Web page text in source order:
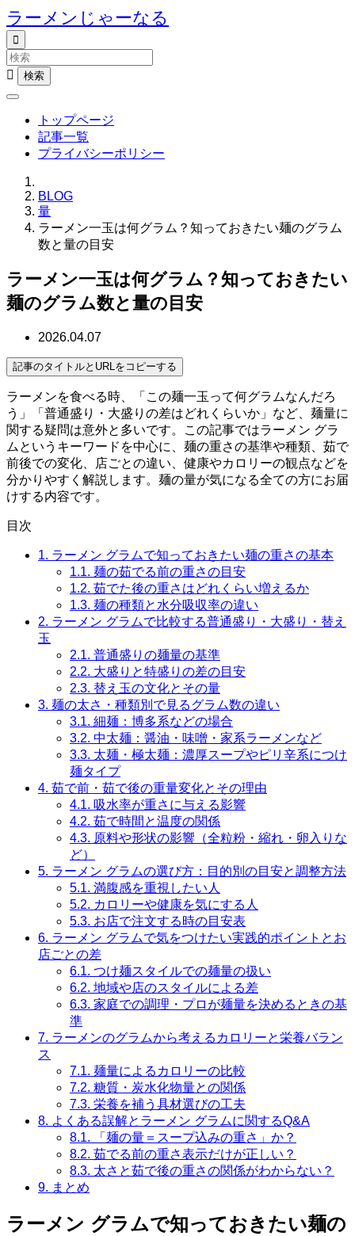
ラーメンじゃーなる


トップページ
記事一覧
プライバシーポリシー
BLOG
量
ラーメン一玉は何グラム？知っておきたい麺のグラム
数と量の目安
ラーメン一玉は何グラム？知っておきたい
麺のグラム数と量の目安
2026.04.07
記事のタイトルとURLをコピーする
ラーメンを食べる時、「この麺一玉って何グラムなんだろ
う」「普通盛り・大盛りの差はどれくらいか」など、麺量に
関する疑問は意外と多いです。この記事ではラーメン グラ
ムというキーワードを中心に、麺の重さの基準や種類、茹で
前後での変化、店ごとの違い、健康やカロリーの観点などを
分かりやすく解説します。麺の量が気になる全ての方にお届
けする内容です。
目次
1. ラーメン グラムで知っておきたい麺の重さの基本
1.1. 麺の茹でる前の重さの目安
1.2. 茹でた後の重さはどれくらい増えるか
1.3. 麺の種類と水分吸収率の違い
2. ラーメン グラムで比較する普通盛り・大盛り・替え
玉
2.1. 普通盛りの麺量の基準
2.2. 大盛りと特盛りの差の目安
2.3. 替え玉の文化とその量
3. 麺の太さ・種類別で見るグラム数の違い
3.1. 細麺：博多系などの場合
3.2. 中太麺：醤油・味噌・家系ラーメンなど
3.3. 太麺・極太麺：濃厚スープやピリ辛系につけ
麺タイプ
4. 茹で前・茹で後の重量変化とその理由
4.1. 吸水率が重さに与える影響
4.2. 茹で時間と温度の関係
4.3. 原料や形状の影響（全粒粉・縮れ・卵入りな
ど）
5. ラーメン グラムの選び方：目的別の目安と調整方法
5.1. 満腹感を重視したい人
5.2. カロリーや健康を気にする人
5.3. お店で注文する時の目安表
6. ラーメン グラムで気をつけたい実践的ポイントとお
店ごとの差
6.1. つけ麺スタイルでの麺量の扱い
6.2. 地域や店のスタイルによる差
6.3. 家庭での調理・プロが麺量を決めるときの基
準
7. ラーメンのグラムから考えるカロリーと栄養バラン
ス
7.1. 麺量によるカロリーの比較
7.2. 糖質・炭水化物量との関係
7.3. 栄養を補う具材選びの工夫
8. よくある誤解とラーメン グラムに関するQ&A
8.1. 「麺の量＝スープ込みの重さ」か？
8.2. 茹でる前の重さ表示だけが正しい？
8.3. 太さと茹で後の重さの関係がわからない？
9. まとめ
ラーメン グラムで知っておきたい麺の